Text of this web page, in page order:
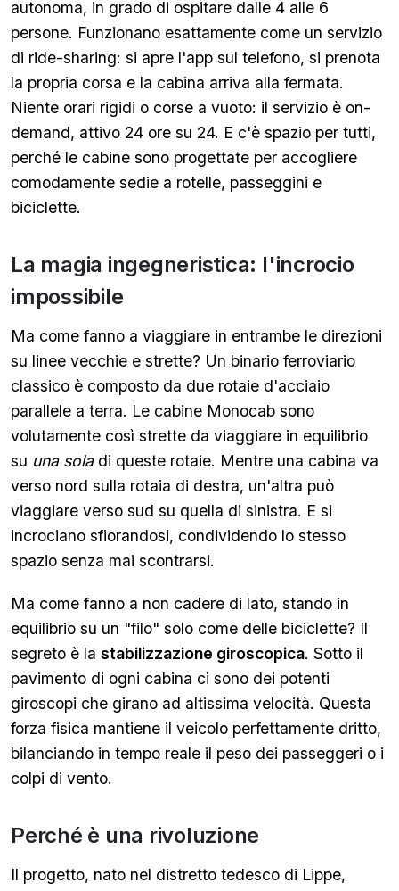
autonoma, in grado di ospitare dalle 4 alle 6
persone. Funzionano esattamente come un servizio
di ride-sharing: si apre l'app sul telefono, si prenota
la propria corsa e la cabina arriva alla fermata.
Niente orari rigidi o corse a vuoto: il servizio è on-
demand, attivo 24 ore su 24. E c'è spazio per tutti,
perché le cabine sono progettate per accogliere
comodamente sedie a rotelle, passeggini e
biciclette.
La magia ingegneristica: l'incrocio
impossibile
Ma come fanno a viaggiare in entrambe le direzioni
su linee vecchie e strette? Un binario ferroviario
classico è composto da due rotaie d'acciaio
parallele a terra. Le cabine Monocab sono
volutamente così strette da viaggiare in equilibrio
su una soladi queste rotaie. Mentre una cabina va
verso nord sulla rotaia di destra, un'altra può
viaggiare verso sud su quella di sinistra. E si
incrociano sfiorandosi, condividendo lo stesso
spazio senza mai scontrarsi.
Ma come fanno a non cadere di lato, stando in
equilibrio su un "filo" solo come delle biciclette? Il
segreto è la stabilizzazione giroscopica. Sotto il
pavimento di ogni cabina ci sono dei potenti
giroscopi che girano ad altissima velocità. Questa
forza fisica mantiene il veicolo perfettamente dritto,
bilanciando in tempo reale il peso dei passeggeri o i
colpi di vento.
Perché è una rivoluzione
Il progetto, nato nel distretto tedesco di Lippe,